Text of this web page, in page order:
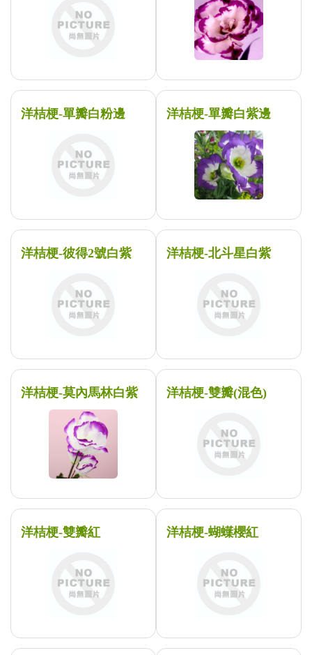
洋桔梗-單瓣白粉邊 洋桔梗-單瓣白紫邊
洋桔梗-彼得2號白紫 洋桔梗-北斗星白紫
洋桔梗-莫內馬林白紫 洋桔梗-雙瓣(混色)
洋桔梗-雙瓣紅 洋桔梗-蝴蠂櫻紅